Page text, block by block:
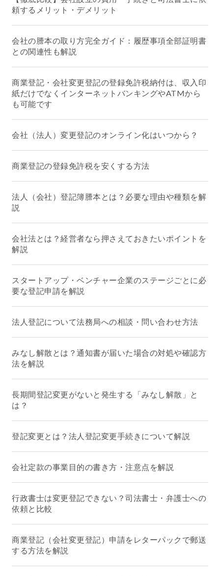
頼するメリット・デメリット
会社の謄本の取り方完全ガイド：履歴事項全部証明書
との関連性も解説
商業登記・会社変更登記の登録免許税納付は、収入印
紙だけでなくインターネットバンキングやATMから
も可能です
会社（法人）変更登記のオンライン化はいつから？
商業登記の登録免許税を安くする方法
法人（会社）登記簿謄本とは？必要な理由や種類を解
説
会社法とは？経営者なら押さえておきたいポイントを
解説
スタートアップ・ベンチャー企業のステージごとに必
要な登記申請を解説
法人登記について法務局への相談・問い合わせ方法
みなし解散とは？通知書が届いた場合の対処や確認方
法を解説
長期間登記変更がないと発生する「みなし解散」と
は？
登記変更とは？法人登記変更手続きについて解説
会社定款の事業目的の書き方・注意点を解説
行政書士は変更登記できない？司法書士・弁護士への
依頼と比較
商業登記（会社変更登記）申請をレターパックで郵送
する方法を解説